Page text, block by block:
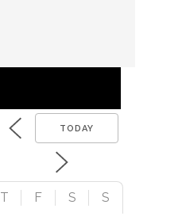
TODAY
T F S S